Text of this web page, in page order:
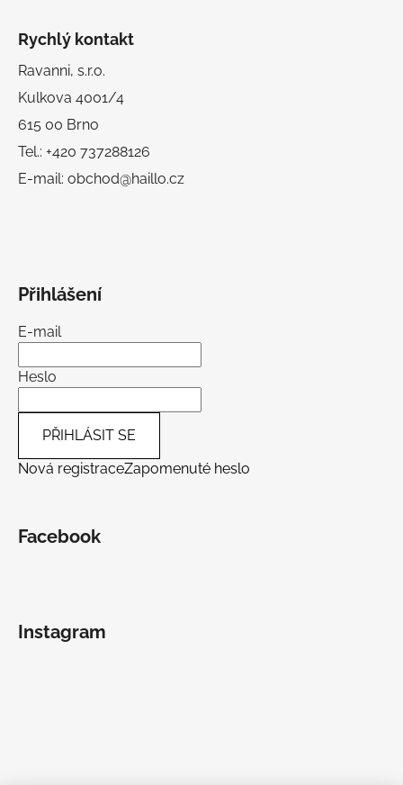
Rychlý kontakt
Ravanni, s.r.o.
Kulkova 4001/4
615 00 Brno
Tel.: +420 737288126
E-mail: obchod@haillo.cz
Přihlášení
E-mail
Heslo
PŘIHLÁSIT SE
Nová registraceZapomenuté heslo
Facebook
Instagram